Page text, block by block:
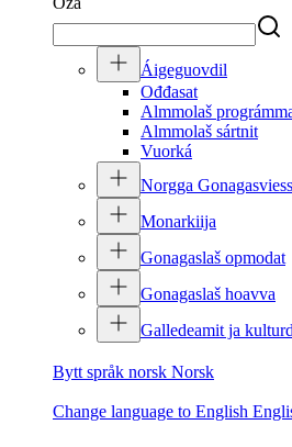
Áigeguovdil
Ođđasat
Almmolaš
Almmolaš sártnit
Vuorká
Norgga
Monarkiija
Gonagaslaš opmodat
Gonagaslaš hoavva
Galledeamit ja
Bytt språk norsk Norsk
Change language to English